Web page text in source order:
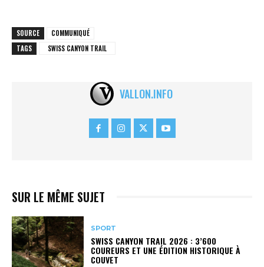
SOURCE
COMMUNIQUÉ
TAGS
SWISS CANYON TRAIL
VALLON.INFO
SUR LE MÊME SUJET
SPORT
SWISS CANYON TRAIL 2026 : 3’600
COUREURS ET UNE ÉDITION HISTORIQUE À
COUVET